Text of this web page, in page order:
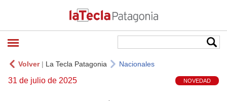
Volver| La Tecla Patagonia Nacionales
31 de julio de 2025 NOVEDAD